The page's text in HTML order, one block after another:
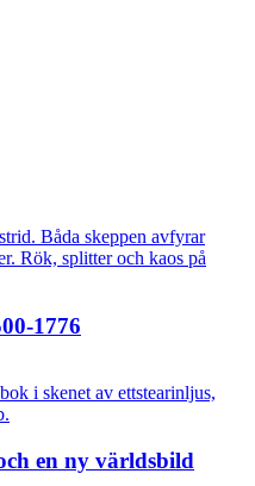
1776
en ny världsbild